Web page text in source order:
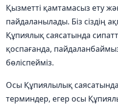
Қызметті қамтамасыз ету
пайдаланылады. Біз сіздің
Құпиялық саясатында
қоспағанда,
бөліспейміз.
Осы Құпиялылық саясатында
терминдер, егер осы